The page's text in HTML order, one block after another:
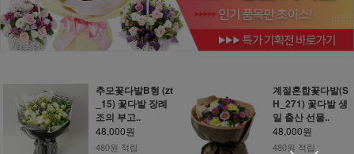
추모꽃다발B형 (zt
_15) 꽃다발 장례
조의 부고..
48,000원
480원 적립
계절혼합꽃다발(S
H_271) 꽃다발 생
일 출산 선물..
48,000원
480원 적립